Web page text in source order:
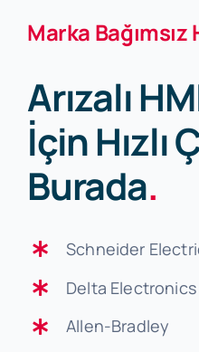
Marka
Arızalı
İçin Hızlı
Burada.
Schneider
Delta Electronics
Allen-Bradley